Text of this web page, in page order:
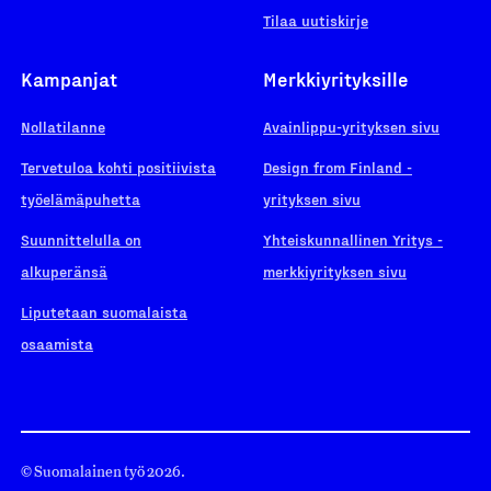
Tilaa uutiskirje
Kampanjat
Nollatilanne
Tervetuloa kohti positiivista
työelämäpuhetta
Suunnittelulla on
alkuperänsä
Liputetaan suomalaista
osaamista
Merkkiyrityksille
Avainlippu-yrityksen sivu
Design from Finland -
yrityksen sivu
Yhteiskunnallinen Yritys -
merkkiyrityksen sivu
© Suomalainen työ 2026.